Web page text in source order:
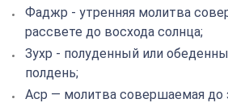
Фаджр - утренняя молитва
рассвете до восхода солнца;
Зухр - полуденный или
полдень;
Аср — молитва совершаемая до